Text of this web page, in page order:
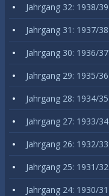
Jahrgang 32: 1938/39
Jahrgang 31: 1937/38
Jahrgang 30: 1936/37
Jahrgang 29: 1935/36
Jahrgang 28: 1934/35
Jahrgang 27: 1933/34
Jahrgang 26: 1932/33
Jahrgang 25: 1931/32
Jahrgang 24: 1930/31